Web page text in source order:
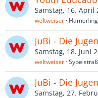
Samstag, 16. April
weltweiser
JuBi - Die
Samstag, 18. Juni
weltweiser
JuBi - Die
Samstag, 27.